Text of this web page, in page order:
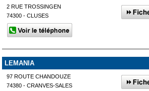
2 RUE TROSSINGEN
74300 - CLUSES
LEMANIA
97 ROUTE CHANDOUZE
74380 - CRANVES-SALES